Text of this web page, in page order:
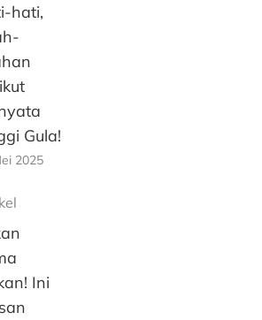
hati,
Gula!
2025
Ini